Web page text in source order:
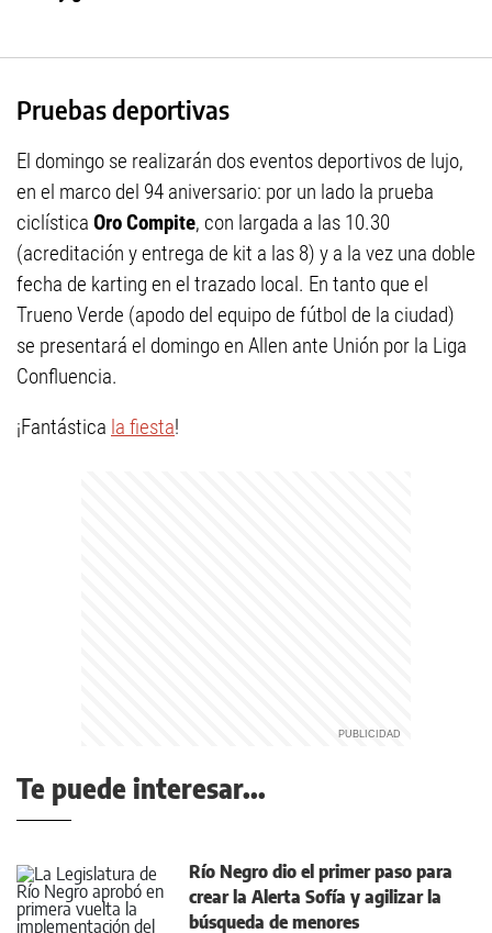
Pruebas deportivas
El domingo se realizarán dos eventos deportivos de lujo,
en el marco del 94 aniversario: por un lado la prueba
ciclística Oro Compite, con largada a las 10.30
(acreditación y entrega de kit a las 8) y a la vez una doble
fecha de karting en el trazado local. En tanto que el
Trueno Verde (apodo del equipo de fútbol de la ciudad)
se presentará el domingo en Allen ante Unión por la Liga
Confluencia.
¡Fantástica la fiesta!
Te puede interesar...
Río Negro dio el primer paso para
crear la Alerta Sofía y agilizar la
búsqueda de menores